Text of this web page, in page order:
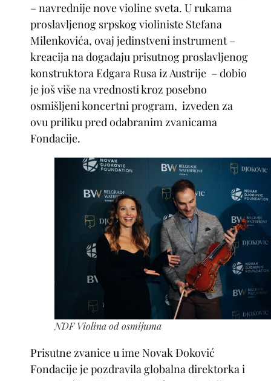
– navrednije nove violine sveta. U rukama
proslavljenog srpskog violiniste Stefana
Milenkovića, ovaj jedinstveni instrument –
kreacija na događaju prisutnog proslavljenog
konstruktora Edgara Rusa iz Austrije – dobio
je još više na vrednosti kroz posebno
osmišljeni koncertni program, izveden za
ovu priliku pred odabranim zvanicama
Fondacije.
NDF Violina od osmijuma
Prisutne zvanice u ime Novak Đoković
Fondacije je pozdravila globalna direktorka i